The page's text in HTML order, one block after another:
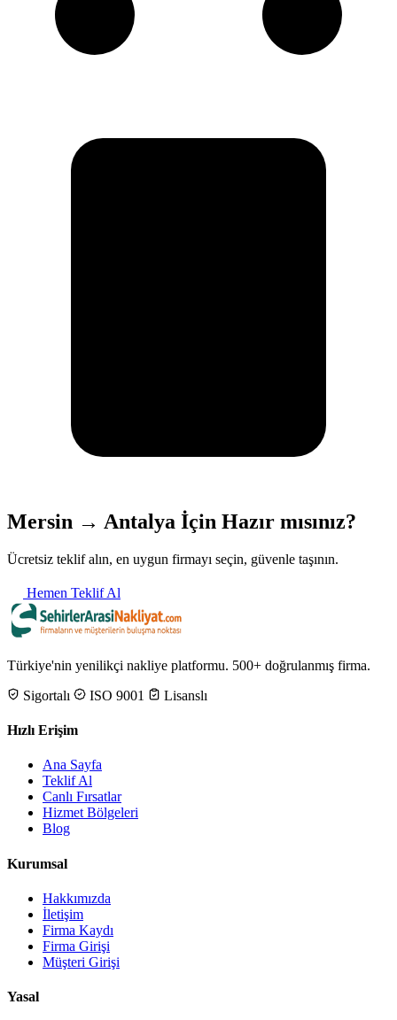
Mersin → Antalya İçin Hazır mısınız?
Ücretsiz teklif alın, en uygun firmayı seçin, güvenle taşının.
Hemen Teklif Al
Türkiye'nin yenilikçi nakliye platformu. 500+ doğrulanmış firma.
Sigortalı
ISO 9001 Lisanslı
Hızlı Erişim
Ana Sayfa
Teklif Al
Canlı Fırsatlar
Hizmet Bölgeleri
Blog
Kurumsal
Hakkımızda
İletişim
Firma Kaydı
Firma Girişi
Müşteri Girişi
Yasal